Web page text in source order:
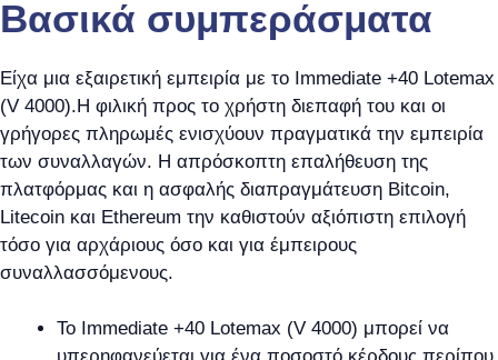
Βασικά συμπεράσματα
Είχα μια εξαιρετική εμπειρία με το Immediate +40 Lotemax
(V 4000).Η φιλική προς το χρήστη διεπαφή του και οι
γρήγορες πληρωμές ενισχύουν πραγματικά την εμπειρία
των συναλλαγών. Η απρόσκοπτη επαλήθευση της
πλατφόρμας και η ασφαλής διαπραγμάτευση Bitcoin,
Litecoin και Ethereum την καθιστούν αξιόπιστη επιλογή
τόσο για αρχάριους όσο και για έμπειρους
συναλλασσόμενους.
Το Immediate +40 Lotemax (V 4000) μπορεί να